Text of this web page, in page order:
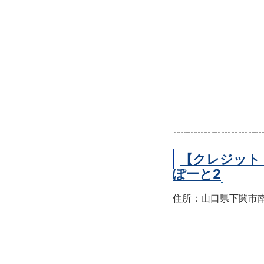
【クレジッ
ぽーと2
住所：山口県下関市